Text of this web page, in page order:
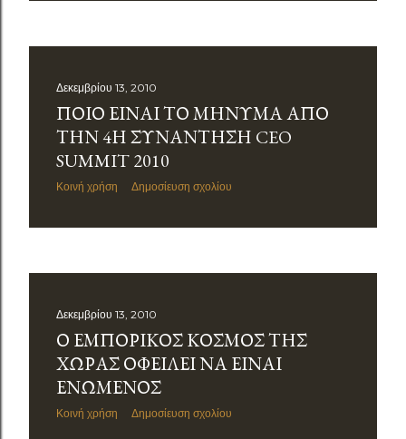
Δεκεμβρίου 13, 2010
ΠΟΙΟ ΕΊΝΑΙ ΤΟ ΜΉΝΥΜΑ ΑΠΌ
ΤΗΝ 4Η ΣΥΝΆΝΤΗΣΗ CEO
SUMMIT 2010
Κοινή χρήση Δημοσίευση σχολίου
Δεκεμβρίου 13, 2010
Ο ΕΜΠΟΡΙΚΌΣ ΚΌΣΜΟΣ ΤΗΣ
ΧΏΡΑΣ ΟΦΕΊΛΕΙ ΝΑ ΕΊΝΑΙ
ΕΝΩΜΈΝΟΣ
Κοινή χρήση Δημοσίευση σχολίου